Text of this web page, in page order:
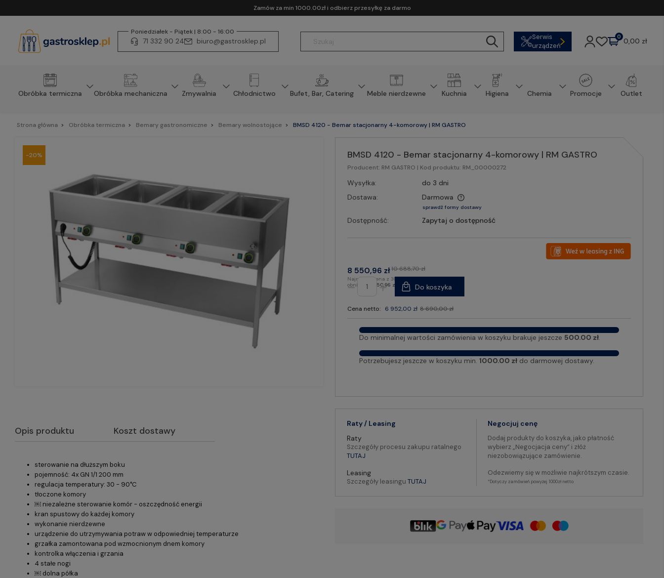
Zamów za min 1000.00zł i odbierz przesyłkę za darmo
Poniedziałek - Piątek | 8:00 - 16:00
71 332 90 24 biuro@gastrosklep.pl
Serwis
urządzeń
0,00 zł
0
Obróbka termiczna Obróbka mechaniczna Zmywalnia Chłodnictwo Bufet, Bar, Catering Meble nierdzewne Kuchnia Higiena Chemia Promocje Outlet
Strona główna Obróbka termiczna Bemary gastronomiczne Bemary wolnostojące BMSD 4120 - Bemar stacjonarny 4-komorowy | RM GASTRO
-20%
Opis produktu Koszt dostawy
sterowanie na dłuższym boku
pojemność: 4x GN 1/1 200 mm
regulacja temperatury: 30 - 90°C
tłoczone komory
￼ niezależne sterowanie komór - oszczędność energii
kran spustowy do każdej komory
wykonanie nierdzewne
urządzenie do utrzymywania potraw w odpowiedniej temperaturze
grzałka zamontowana pod wzmocnionym dnem komory
kontrolka włączenia i grzania
4 stałe nogi
￼ dolna półka
BMSD 4120 - Bemar stacjonarny 4-komorowy | RM GASTRO
Producent: RM GASTRO | Kod produktu: RM_00000272
Wysyłka:
do 3 dni
Dostawa:
Darmowa
sprawdź formy dostawy
Dostępność: Zapytaj o dostępność
8 550,96 zł10 688,70 zł
Najniższa cena z 30 dni przed
obniżką: 8 550,96 zł
Cena netto: 6 952,00 zł 8 690,00 zł
Do koszyka
Do minimalnej wartości zamówienia w koszyku brakuje jeszcze 500.00 zł.
Potrzebujesz jeszcze w koszyku min. 1000.00 złdo darmowej dostawy.
Raty / Leasing
Raty
Szczegóły procesu zakupu ratalnego
TUTAJ
Leasing
Szczegóły leasinguTUTAJ
Negocjuj cenę
Dodaj produkty do koszyka, jako płatność
wybierz „Negocjacja ceny” i złóż
niezobowiązujące zamówienie.
Odezwiemy się w możliwie najkrótszym czasie.
*Dotyczy zamówień powyżej 1000zł netto